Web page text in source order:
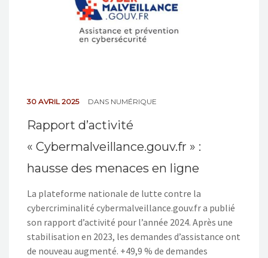
30 AVRIL 2025 DANS NUMÉRIQUE
Rapport d’activité
« Cybermalveillance.gouv.fr » :
hausse des menaces en ligne
La plateforme nationale de lutte contre la
cybercriminalité cybermalveillance.gouv.fr a publié
son rapport d’activité pour l’année 2024. Après une
stabilisation en 2023, les demandes d’assistance ont
de nouveau augmenté. +49,9 % de demandes